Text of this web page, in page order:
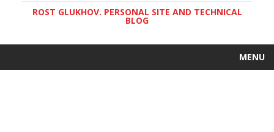
ROST GLUKHOV. PERSONAL SITE AND TECHNICAL
BLOG
MENU